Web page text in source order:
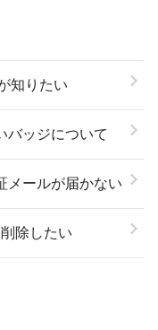
知りたい
バッジについて
メールが届かない
除したい